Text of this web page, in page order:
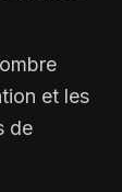
et les
de